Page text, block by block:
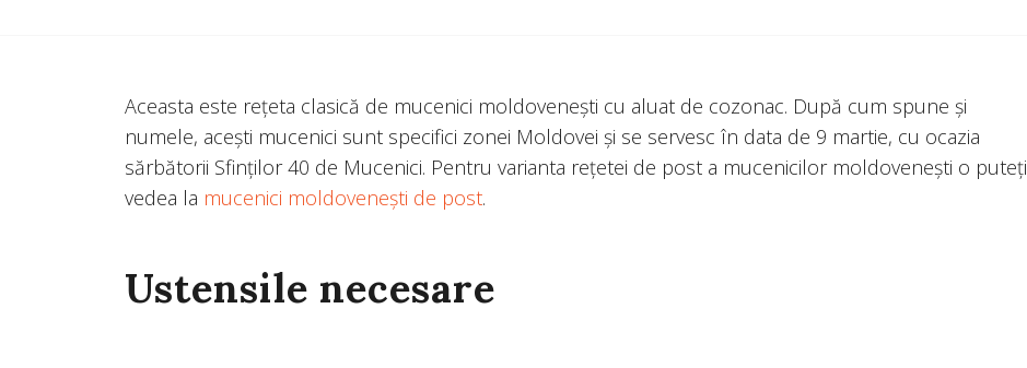
Aceasta este rețeta clasică de mucenici moldovenești cu aluat de cozonac. După cum spune și
numele, acești mucenici sunt specifici zonei Moldovei și se servesc în data de 9 martie, cu ocazia
sărbătorii Sfinților 40 de Mucenici. Pentru varianta rețetei de post a mucenicilor moldovenești o puteți
vedea la mucenici moldovenești de post.
Ustensile necesare